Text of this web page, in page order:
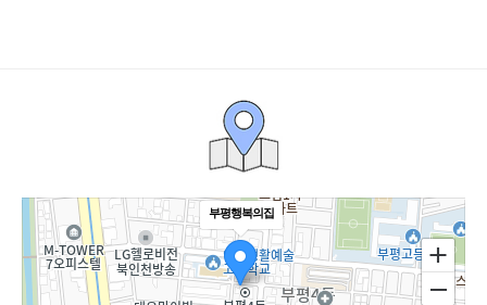
부평행복의집